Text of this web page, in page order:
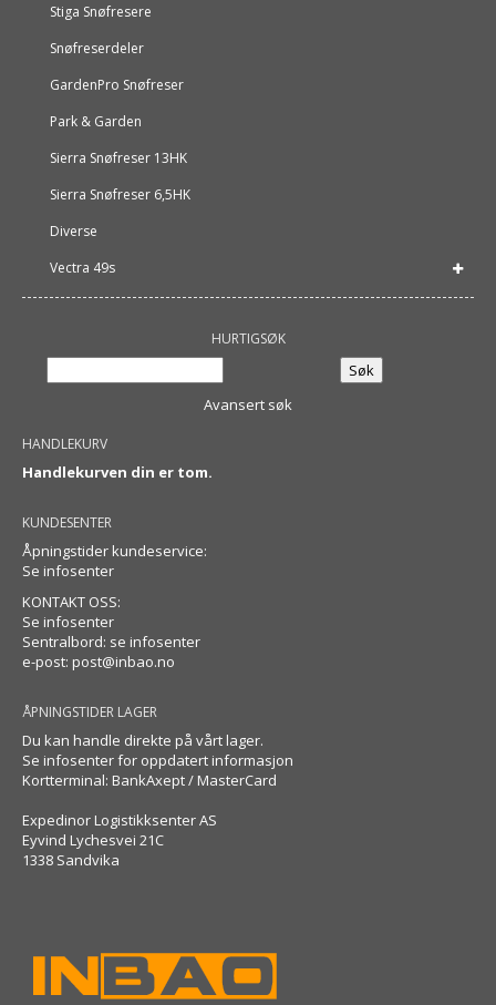
Stiga Snøfresere
Snøfreserdeler
GardenPro Snøfreser
Park & Garden
Sierra Snøfreser 13HK
Sierra Snøfreser 6,5HK
Diverse
Vectra 49s
HURTIGSØK
Avansert søk
HANDLEKURV
Handlekurven din er tom.
KUNDESENTER
Åpningstider kundeservice:
Se infosenter
KONTAKT OSS:
Se infosenter
Sentralbord: se infosenter
e-post: post@inbao.no
ÅPNINGSTIDER LAGER
Du kan handle direkte på vårt lager.
Se infosenter for oppdatert informasjon
Kortterminal: BankAxept / MasterCard
Expedinor Logistikksenter AS
Eyvind Lychesvei 21C
1338 Sandvika